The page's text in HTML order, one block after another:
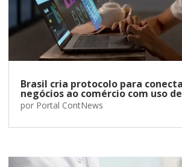
Brasil cria protocolo para
negócios ao comércio com uso
por Portal ContNews